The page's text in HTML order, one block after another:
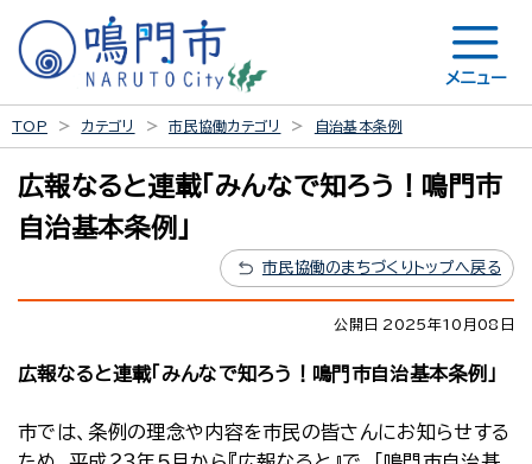
メニュー
TOP カテゴリ 市民協働カテゴリ 自治基本条例
広報なると連載「みんなで知ろう！鳴門市
自治基本条例」
市民協働のまちづくりトップへ戻る
公開日 2025年10月08日
広報なると連載「みんなで知ろう！鳴門市自治基本条例」
市では、条例の理念や内容を市民の皆さんにお知らせする